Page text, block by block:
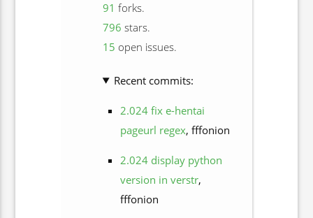
91 forks.
796 stars.
15 open issues.
Recent commits:
2.024 fix e-hentai
pageurl regex, fffonion
2.024 display python
version in verstr,
fffonion